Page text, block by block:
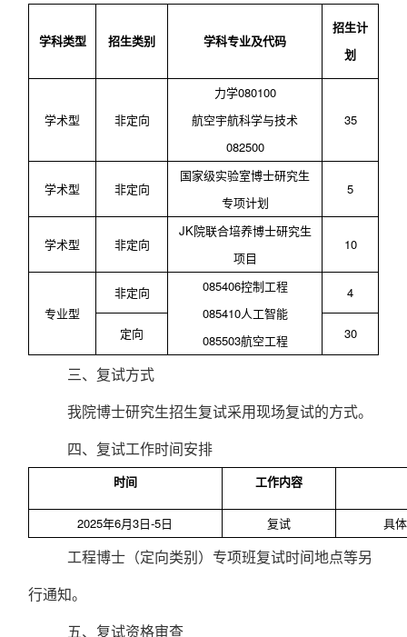
学科类型 招生类别 学科专业及代码
招生计
划
学术型 非定向
力学080100
航空宇航科学与技术
082500
35
学术型 非定向
国家级实验室博士研究生
专项计划
5
学术型 非定向
JK院联合培养博士研究生
项目
10
专业型
非定向
085406控制工程
085410人工智能
085503航空工程
4
定向 30
三、 复试方式
我院博士研究生招生复试采用现场复试的方式。
四、 复试工作时间安排
时间 工作内容
2025年6月3日-5日 复试 具
工程博士（定向类别）专项班复试时间地点等另
行通知。
五、 复试资格审查